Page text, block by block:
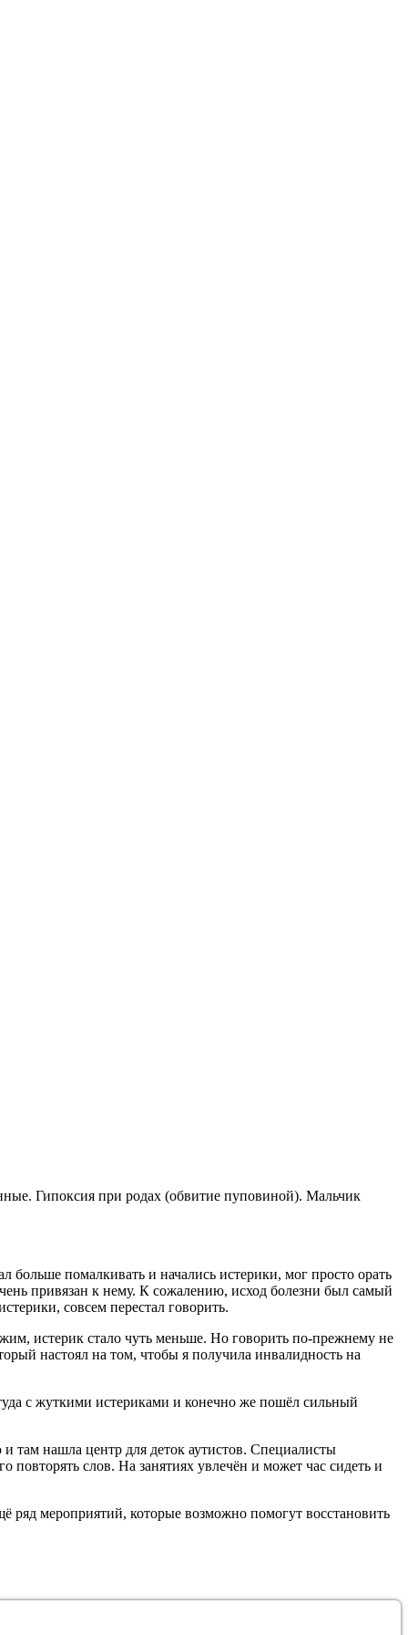
Гипоксия при родах (обвитие пуповиной). Мальчик
больше помалкивать и начались истерики, мог просто орать
привязан к нему. К сожалению, исход болезни был самый
совсем перестал говорить.
истерик стало чуть меньше. Но говорить по-прежнему не
настоял на том, чтобы я получила инвалидность на
с жуткими истериками и конечно же пошёл сильный
там нашла центр для деток аутистов. Специалисты
повторять слов. На занятиях увлечён и может час сидеть и
ряд мероприятий, которые возможно помогут восстановить